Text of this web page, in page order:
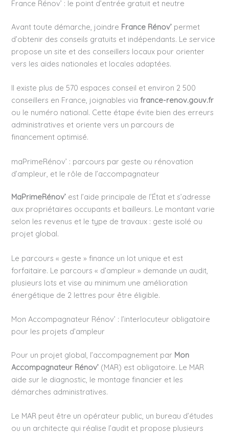
France Rénov’ : le point d’entrée gratuit et neutre
Avant toute démarche, joindre France Rénov’ permet
d’obtenir des conseils gratuits et indépendants. Le service
propose un site et des conseillers locaux pour orienter
vers les aides nationales et locales adaptées.
Il existe plus de 570 espaces conseil et environ 2 500
conseillers en France, joignables viafrance-renov.gouv.fr
ou le numéro national. Cette étape évite bien des erreurs
administratives et oriente vers un parcours de
financement optimisé.
maPrimeRénov’ : parcours par geste ou rénovation
d’ampleur, et le rôle de l’accompagnateur
MaPrimeRénov’ est l’aide principale de l’État et s’adresse
aux propriétaires occupants et bailleurs. Le montant varie
selon les revenus et le type de travaux : geste isolé ou
projet global.
Le parcours « geste » finance un lot unique et est
forfaitaire. Le parcours « d’ampleur » demande un audit,
plusieurs lots et vise au minimum une amélioration
énergétique de 2 lettres pour être éligible.
Mon Accompagnateur Rénov’ : l’interlocuteur obligatoire
pour les projets d’ampleur
Pour un projet global, l’accompagnement par Mon
Accompagnateur Rénov’ (MAR) est obligatoire. Le MAR
aide sur le diagnostic, le montage financier et les
démarches administratives.
Le MAR peut être un opérateur public, un bureau d’études
ou un architecte qui réalise l’audit et propose plusieurs